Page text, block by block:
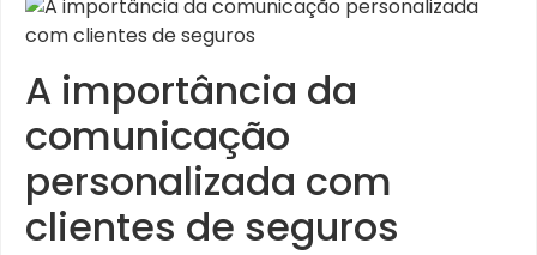
A importância da
comunicação
personalizada com
clientes de seguros